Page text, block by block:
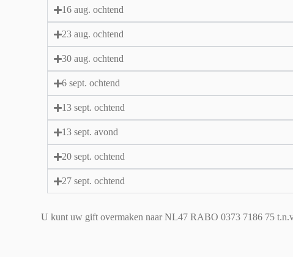
16 aug. ochtend
23 aug. ochtend
30 aug. ochtend
6 sept. ochtend
13 sept. ochtend
13 sept. avond
20 sept. ochtend
27 sept. ochtend
U kunt uw gift overmaken naar NL47 RABO 0373 7186 75